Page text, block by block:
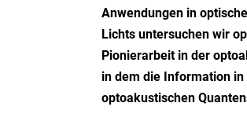
Anwendungen in
Lichts untersuchen wir
Pionierarbeit in der
in dem die Information
optoakustischen